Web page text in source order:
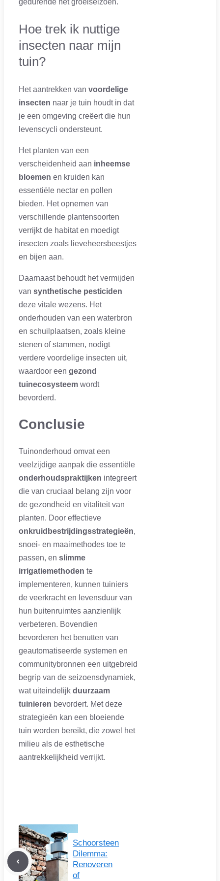
Hoe trek ik nuttige
insecten naar mijn
tuin?
Het aantrekken van voordelige
insecten naar je tuin houdt in dat
je een omgeving creëert die hun
levenscycli ondersteunt.
Het planten van een
verscheidenheid aan inheemse
bloemen en kruiden kan
essentiële nectar en pollen
bieden. Het opnemen van
verschillende plantensoorten
verrijkt de habitat en moedigt
insecten zoals lieveheersbeestjes
en bijen aan.
Daarnaast behoudt het vermijden
van synthetische pesticiden
deze vitale wezens. Het
onderhouden van een waterbron
en schuilplaatsen, zoals kleine
stenen of stammen, nodigt
verdere voordelige insecten uit,
waardoor een gezond
tuinecosysteem wordt
bevorderd.
Conclusie
Tuinonderhoud omvat een
veelzijdige aanpak die essentiële
onderhoudspraktijken integreert
die van cruciaal belang zijn voor
de gezondheid en vitaliteit van
planten. Door effectieve
onkruidbestrijdingsstrategieën,
snoei- en maaimethodes toe te
passen, en slimme
irrigatiemethoden te
implementeren, kunnen tuiniers
de veerkracht en levensduur van
hun buitenruimtes aanzienlijk
verbeteren. Bovendien
bevorderen het benutten van
geautomatiseerde systemen en
communitybronnen een uitgebreid
begrip van de seizoensdynamiek,
wat uiteindelijk duurzaam
tuinieren bevordert. Met deze
strategieën kan een bloeiende
tuin worden bereikt, die zowel het
milieu als de esthetische
aantrekkelijkheid verrijkt.
Schoorsteen
Dilemma:
Renoveren
of